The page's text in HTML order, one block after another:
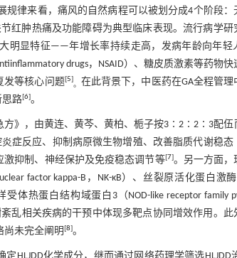
规律来看，痛风的自然病程可以被划分成4个阶段：
红肿热痛及功能障碍为典型临床表现。流行病学研
大明显特征——年增长率持续走高，发病年龄向年轻
drugs，NSAID）、糖皮质激素等药物
发等核心问题[5]
。 在此背景下，中医药在GA全程管理
思路[6]。
方》，由黄连、黄芩、黄柏、栀子按3∶2∶2∶3配伍
症反应、抑制病原微生物增殖、改善脂质代谢稳态
抑制、神经保护及免疫稳态调节等[7]。另一方面，
factor kappa-B，NK-κB）、丝裂原活化蛋白激
体热蛋白结构域蛋白3（NOD-like receptor family
乱相关疾病的干预中体现多靶点协同增效作用。此
尚未完全阐明 [8]。